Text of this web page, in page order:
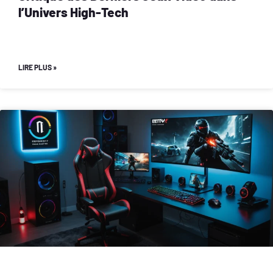
l’Univers High-Tech
LIRE PLUS »